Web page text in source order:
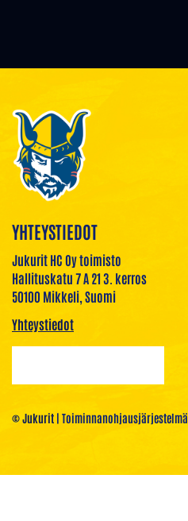
YHTEYSTIEDOT
Jukurit HC Oy toimisto
Hallituskatu 7 A 21 3. kerros
50100 Mikkeli, Suomi
Yhteystiedot
© Jukurit | Toiminnanohjausjärjestelmä